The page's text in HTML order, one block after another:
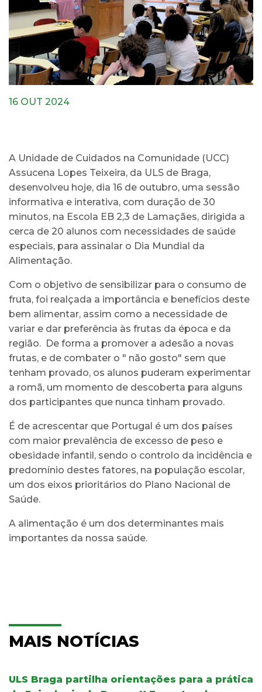
16 OUT 2024
A Unidade de Cuidados na Comunidade (UCC)
Assucena Lopes Teixeira, da ULS de Braga,
desenvolveu hoje, dia 16 de outubro, uma sessão
informativa e interativa, com duração de 30
minutos, na Escola EB 2,3 de Lamaçães, dirigida a
cerca de 20 alunos com necessidades de saúde
especiais, para assinalar o Dia Mundial da
Alimentação.
Com o objetivo de sensibilizar para o consumo de
fruta, foi realçada a importância e benefícios deste
bem alimentar, assim como a necessidade de
variar e dar preferência às frutas da época e da
região. De forma a promover a adesão a novas
frutas, e de combater o " não gosto" sem que
tenham provado, os alunos puderam experimentar
a romã, um momento de descoberta para alguns
dos participantes que nunca tinham provado.
É de acrescentar que Portugal é um dos países
com maior prevalência de excesso de peso e
obesidade infantil, sendo o controlo da incidência e
predomínio destes fatores, na população escolar,
um dos eixos prioritários do Plano Nacional de
Saúde.
A alimentação é um dos determinantes mais
importantes da nossa saúde.
MAIS NOTÍCIAS
ULS Braga partilha orientações para a prática